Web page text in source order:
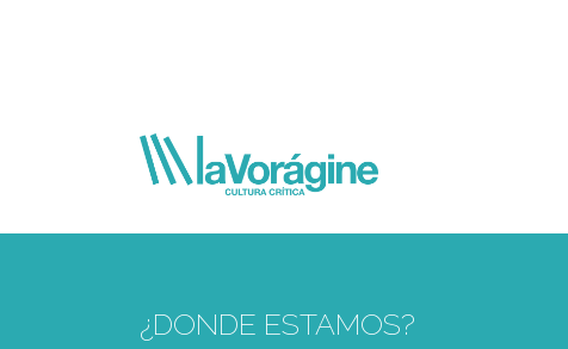
¿DONDE ESTAMOS?